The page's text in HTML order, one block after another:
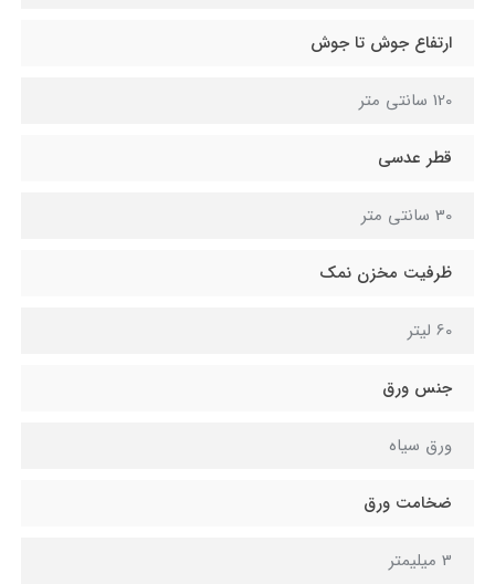
ارتفاع جوش تا جوش
120 سانتی متر
قطر عدسی
30 سانتی متر
ظرفیت مخزن نمک
60 لیتر
جنس ورق
ورق سیاه
ضخامت ورق
3 میلیمتر